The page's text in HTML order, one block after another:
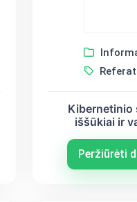
Kibernetinio
iššūkiai ir
apsaugos
Peržiūrėti